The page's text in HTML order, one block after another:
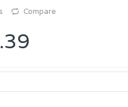
Compare
de
precios: